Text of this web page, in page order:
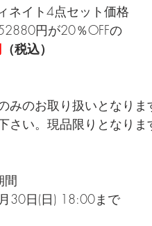
ネイト4点セット価格
円が20％OFFの
（税込）
みのお取り扱いとなり
さい。現品限りとなりま
間
30日(日) 18:00まで